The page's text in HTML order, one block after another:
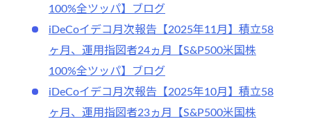
100%全ツッパ】ブログ
iDeCoイデコ月次報告【2025年11月】積立58
ヶ月、運用指図者24ヵ月【S&P500米国株
100%全ツッパ】ブログ
iDeCoイデコ月次報告【2025年10月】積立58
ヶ月、運用指図者23ヵ月【S&P500米国株